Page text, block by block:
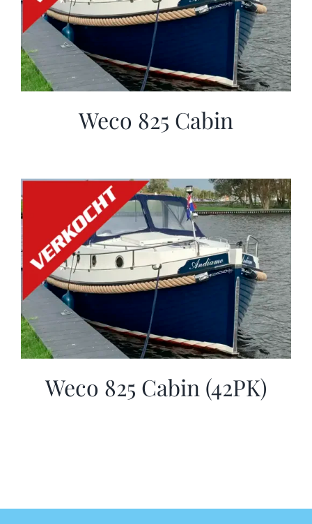
Weco 825 Cabin
Weco 825 Cabin (42PK)